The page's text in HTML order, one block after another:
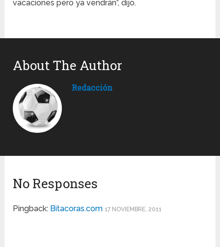
vacaciones pero ya vendrán”, dijo.
About The Author
Redacción
No Responses
Pingback: Bitacoras.com 17 NOVIEMBRE, 2011